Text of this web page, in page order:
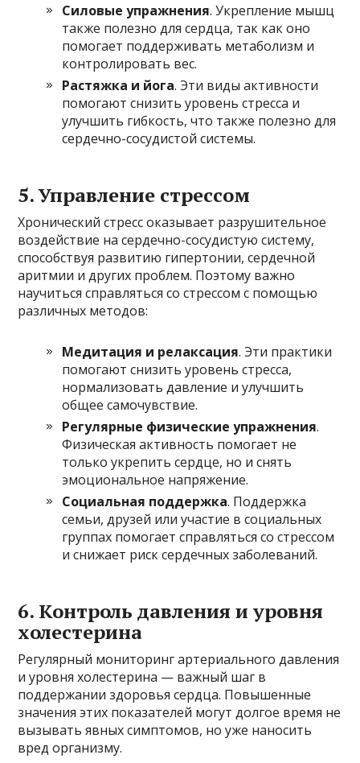
Силовые упражнения. Укрепление мышц
также полезно для сердца, так как оно
помогает поддерживать метаболизм и
контролировать вес.
Растяжка и йога. Эти виды активности
помогают снизить уровень стресса и
улучшить гибкость, что также полезно для
сердечно-сосудистой системы.
5. Управление стрессом
Хронический стресс оказывает разрушительное
воздействие на сердечно-сосудистую систему,
способствуя развитию гипертонии, сердечной
аритмии и других проблем. Поэтому важно
научиться справляться со стрессом с помощью
различных методов:
Медитация и релаксация. Эти практики
помогают снизить уровень стресса,
нормализовать давление и улучшить
общее самочувствие.
Регулярные физические упражнения.
Физическая активность помогает не
только укрепить сердце, но и снять
эмоциональное напряжение.
Социальная поддержка. Поддержка
семьи, друзей или участие в социальных
группах помогает справляться со стрессом
и снижает риск сердечных заболеваний.
6. Контроль давления и уровня
холестерина
Регулярный мониторинг артериального давления
и уровня холестерина — важный шаг в
поддержании здоровья сердца. Повышенные
значения этих показателей могут долгое время не
вызывать явных симптомов, но уже наносить
вред организму.